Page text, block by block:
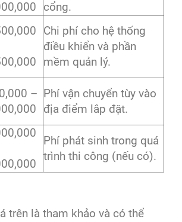
cổng.
Chi phí cho hệ thống
điều khiển và phần
mềm quản lý.
–
Phí vận chuyển tùy vào
địa điểm lắp đặt.
Phí phát sinh trong quá
trình thi công (nếu có).
trên là tham khảo và có thể